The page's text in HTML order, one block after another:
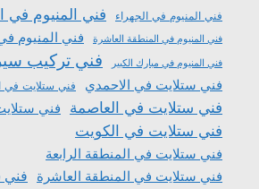
فني المنيوم في الجهراء فني المنيوم في
فني المنيوم في المنطقة العاشرة فني المنيوم
فني المنيوم في مبارك الكبير فني تركيب
فني ستلايت في الاحمدي فني ستلايت في
فني ستلايت في العاصمة فني
فني ستلايت في الكويت
فني ستلايت في المنطقة الرابعة
فني ستلايت في المنطقة العاشرة فني